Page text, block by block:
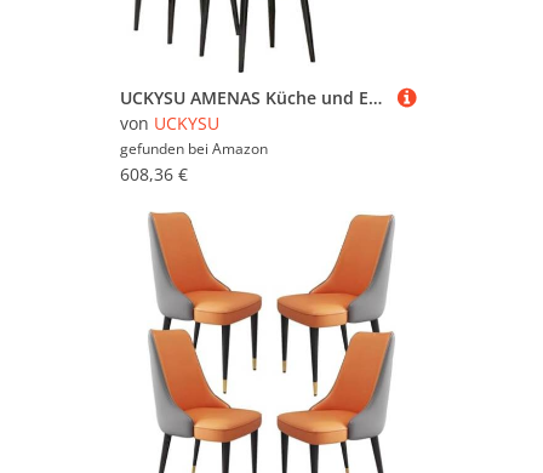
UCKYSU AMENAS Küche und Esszimmer Stühle Esszimmermöbelstühle 4er Set Wasserdichter Loungesessel PU Leder Mit Füßen Kohlenstoffstahl Wohnzimmer Und Küche(Orange)
von UCKYSU
gefunden bei Amazon
608,36 €